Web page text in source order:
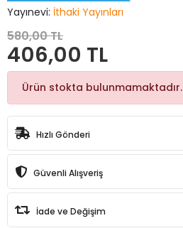
Yayınevi: İthaki Yayınları
580,00 TL
406,00 TL
Ürün stokta bulunmamaktadır.
Hızlı Gönderi
Güvenli Alışveriş
İade ve Değişim